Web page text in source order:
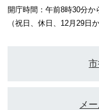
開庁時間：午前8時30分か
（祝日、休日、12月29日
メ